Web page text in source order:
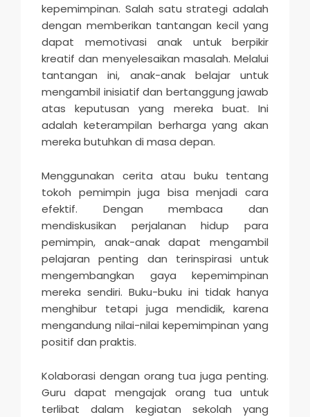
kepemimpinan. Salah satu strategi adalah
dengan memberikan tantangan kecil yang
dapat memotivasi anak untuk berpikir
kreatif dan menyelesaikan masalah. Melalui
tantangan ini, anak-anak belajar untuk
mengambil inisiatif dan bertanggung jawab
atas keputusan yang mereka buat. Ini
adalah keterampilan berharga yang akan
mereka butuhkan di masa depan.
Menggunakan cerita atau buku tentang
tokoh pemimpin juga bisa menjadi cara
efektif. Dengan membaca dan
mendiskusikan perjalanan hidup para
pemimpin, anak-anak dapat mengambil
pelajaran penting dan terinspirasi untuk
mengembangkan gaya kepemimpinan
mereka sendiri. Buku-buku ini tidak hanya
menghibur tetapi juga mendidik, karena
mengandung nilai-nilai kepemimpinan yang
positif dan praktis.
Kolaborasi dengan orang tua juga penting.
Guru dapat mengajak orang tua untuk
terlibat dalam kegiatan sekolah yang